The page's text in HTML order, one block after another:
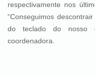
respectivamente nos
“Conseguimos
do teclado do nosso
coordenadora.